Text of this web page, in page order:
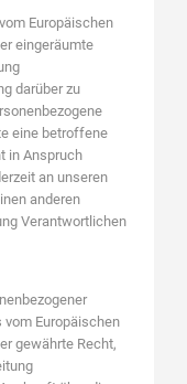
Europäischen
eingeräumte
darüber zu
eine betroffene
in Anspruch
an unseren
anderen
Verantwortlichen
Europäischen
gewährte Recht,